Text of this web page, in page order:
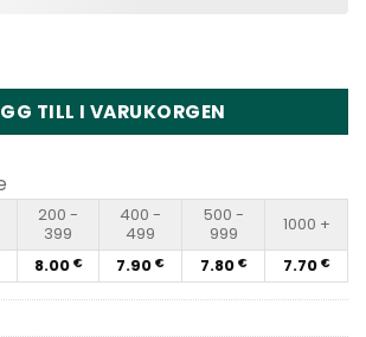
Puffs Disposable Vape Wholesale
TILL I VARUKORGEN
200 -
399
400 -
499
500 -
999
1000 +
8.00 € 7.90 € 7.80 € 7.70 €